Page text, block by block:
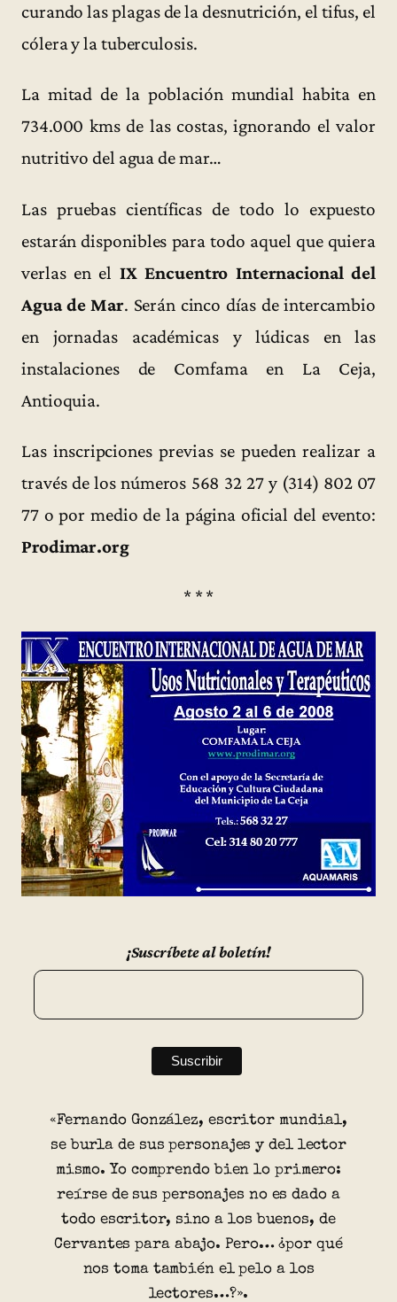
curando las plagas de la desnutrición, el tifus, el
cólera y la tuberculosis.
La mitad de la población mundial habita en
734.000 kms de las costas, ignorando el valor
nutritivo del agua de mar…
Las pruebas científicas de todo lo expuesto
estarán disponibles para todo aquel que quiera
verlas en el IX Encuentro Internacional del
Agua de Mar. Serán cinco días de intercambio
en jornadas académicas y lúdicas en las
instalaciones de Comfama en La Ceja,
Antioquia.
Las inscripciones previas se pueden realizar a
través de los números 568 32 27 y (314) 802 07
77 o por medio de la página oficial del evento:
Prodimar.org
* * *
¡Suscríbete al boletín!
«Fernando González, escritor mundial,
se burla de sus personajes y del lector
mismo. Yo comprendo bien lo primero:
reírse de sus personajes no es dado a
todo escritor, sino a los buenos, de
Cervantes para abajo. Pero… ¿por qué
nos toma también el pelo a los
lectores…?».